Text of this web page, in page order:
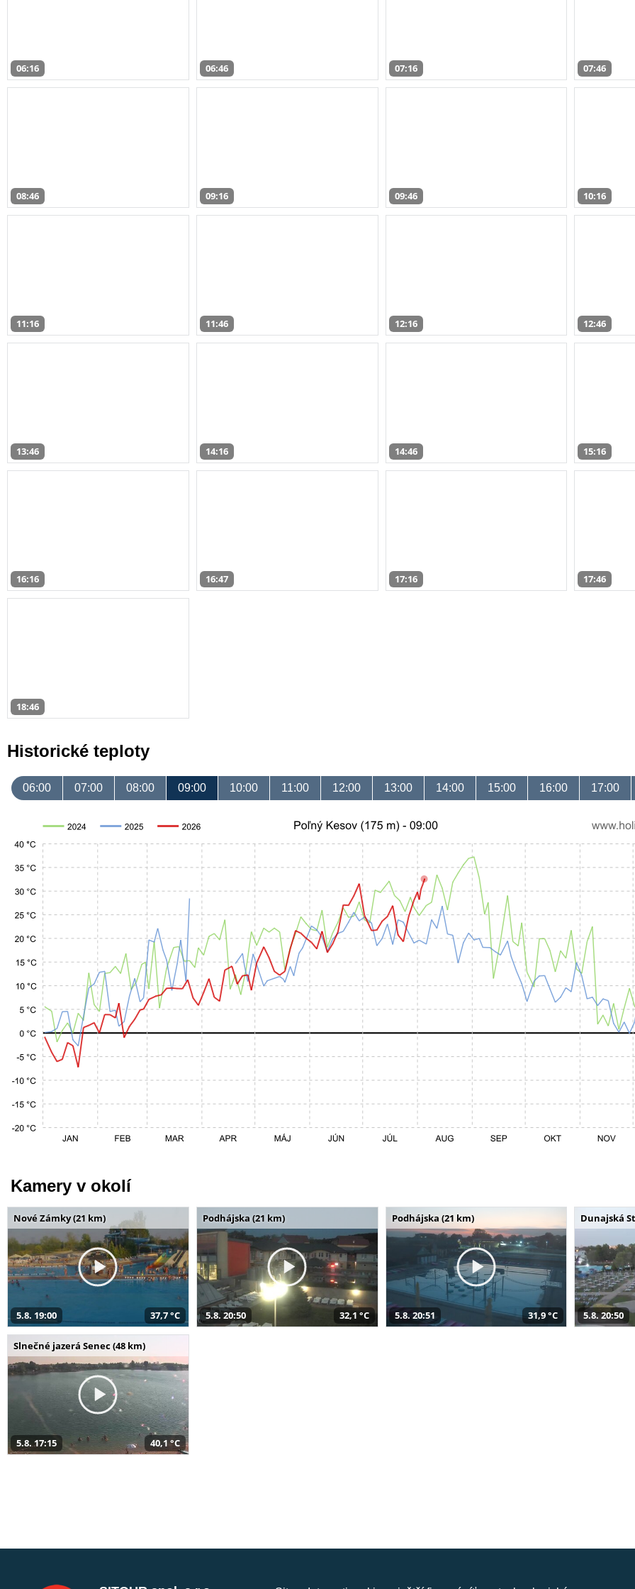
06:16 06:46 07:16 07:46
08:46 09:16 09:46 10:16
11:16 11:46 12:16 12:46
13:46 14:16 14:46 15:16
16:16 16:47 17:16 17:46
18:46
Historické teploty
06:00 07:00 08:00 09:00 10:00 11:00 12:00 13:00 14:00 15:00 16:00 17:00
Kamery v okolí
Nové Zámky (21 km)
5.8. 19:00 37,7 °C
Podhájska (21 km)
5.8. 20:50 32,1 °C
Podhájska (21 km)
5.8. 20:51 31,9 °C
Dunajská
5.8. 20:50
Slnečné jazerá Senec (48 km)
5.8. 17:15 40,1 °C